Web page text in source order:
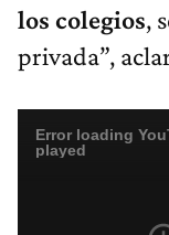
los colegios,
privada”,